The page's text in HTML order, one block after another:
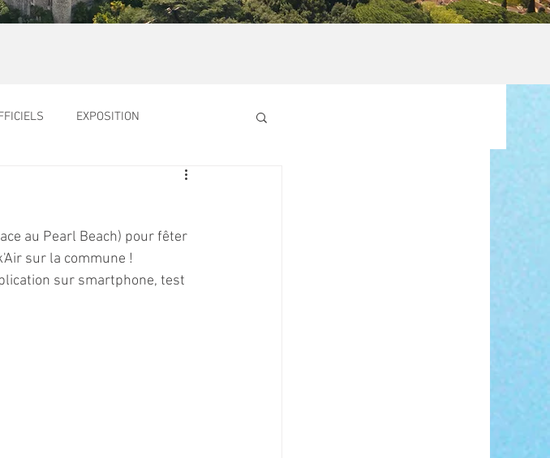
EXPOSITION
ET PATRIMOINE
au Pearl Beach) pour fêter
sur la commune !
sur smartphone, test